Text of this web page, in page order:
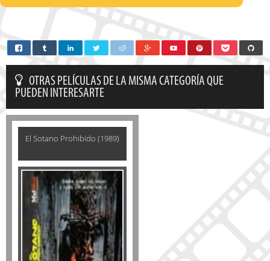
OTRAS PELÍCULAS DE LA MISMA CATEGORÍA QUE
PUEDEN INTERESARTE
El Sotano Prohibido (1989)